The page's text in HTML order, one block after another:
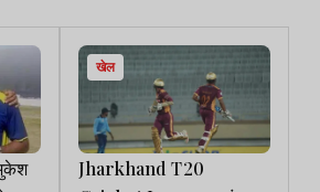
खेल
Jharkhand T20